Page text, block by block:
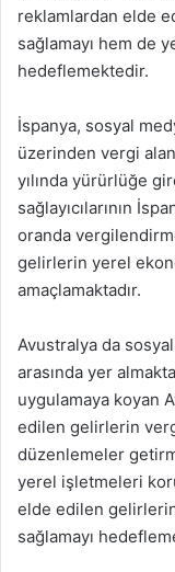
reklamlardan elde
sağlamayı hem de
hedeflemektedir.
İspanya, sosyal
üzerinden vergi
yılında yürürlüğe
sağlayıcılarının
oranda
gelirlerin yerel
amaçlamaktadır.
Avustralya da
arasında yer
uygulamaya koyan
edilen gelirlerin
düzenlemeler
yerel işletmeleri
elde edilen gelirlerin
sağlamayı